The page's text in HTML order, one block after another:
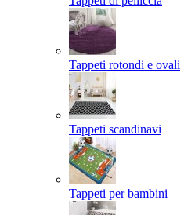
Tappeti rotondi e ovali
Tappeti scandinavi
Tappeti per bambini